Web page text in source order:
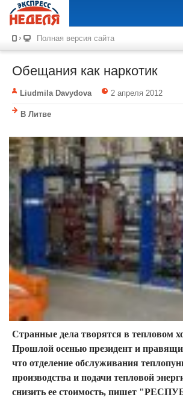
Полная версия сайта
Обещания как наркотик
Liudmila Davydova 2 апреля 2012
В Литве
Странные дела творятся в тепловом
Прошлой осенью президент и
что отделение обслуживания
производства и подачи тепловой
снизить ее стоимость, пишет